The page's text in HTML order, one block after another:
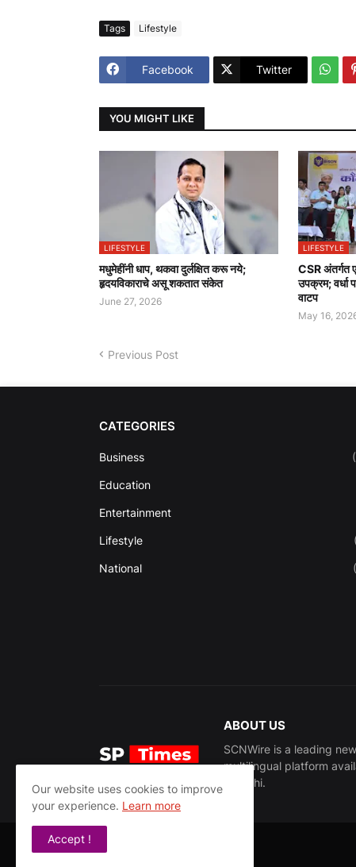
Tags Lifestyle
Facebook Twitter
YOU MIGHT LIKE
LIFESTYLE
मधुमेहींनी धाप, थकवा दुर्लक्षित करू नये;
हृदयविकाराचे असू शकतात संकेत
June 27, 2026
LIFESTYLE
CSR अंतर्गत
उपक्रम; वर्धा
वाटप
May 16,
Previous Post
CATEGORIES
Business
Education
Entertainment
Lifestyle
National
ABOUT US
SCNWire is a leading
multilingual platform
Marathi.
Our website uses cookies to improve
your experience. Learn more
Accept !